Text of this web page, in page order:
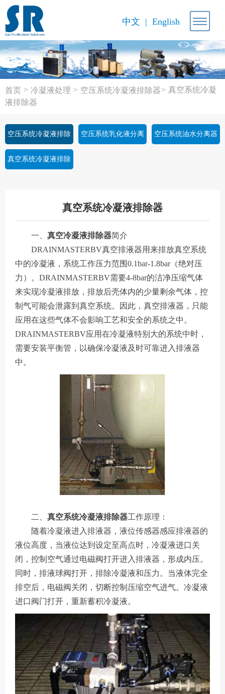
中文 English
首页 > 冷凝液处理 > 空压系统冷凝液排除器> 真空系统冷凝
液排除器
空压系统冷凝液排除
器
空压系统乳化液分离 空压系统油水分离器
真空系统冷凝液排除
真空系统冷凝液排除器
一、 真空冷凝液排除器简介
DRAINMASTERBV真空排液器用来排放真空系统
中的冷凝液，系统工作压力范围0.1bar-1.8bar（绝对压
力）。DRAINMASTERBV需要4-8bar的洁净压缩气体
来实现冷凝液排放，排放后壳体内的少量剩余气体，控
制气可能会泄露到真空系统。因此，真空排液器，只能
应用在这些气体不会影响工艺和安全的系统之中。
DRAINMASTERBV应用在冷凝液特别大的系统中时，
需要安装平衡管，以确保冷凝液及时可靠进入排液器
中。
二、 真空系统冷凝液排除器工作原理：
随着冷凝液进入排液器，液位传感器感应排液器的
液位高度，当液位达到设定至高点时，冷凝液进口关
闭，控制空气通过电磁阀打开进入排液器，形成内压。
同时，排液球阀打开，排除冷凝液和压力。当液体完全
排空后，电磁阀关闭，切断控制压缩空气进气。冷凝液
进口阀门打开，重新蓄积冷凝液。